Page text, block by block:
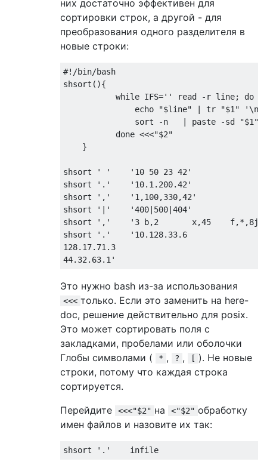
них достаточно эффективен для
сортировки строк, а другой - для
преобразования одного разделителя в
новые строки:
#!/bin/bash
shsort(){
           while IFS='' read -r line; do
echo "$line" | tr "$1" '\n'
sort -n   | paste -sd "$1"
           done <<<"$2"
    }
shsort ' '    '10 50 23 42'
shsort '.'    '10.1.200.42'
shsort ','    '1,100,330,42'
shsort '|'    '400|500|404'
shsort ','    '3 b,2       x,45
shsort '.'    '10.128.33.6
128.17.71.3
Это нужно bash из-за использования
<<< только. Если это заменить на here-
doc, решение действительно для posix.
Это может сортировать поля с
закладками, пробелами или оболочки
Глобы символами (
* , ? , [ ). Не новые
строки, потому что каждая строка
сортируется.
Перейдите
<<<"$2" на <"$2" обработку
имен файлов и назовите их так: